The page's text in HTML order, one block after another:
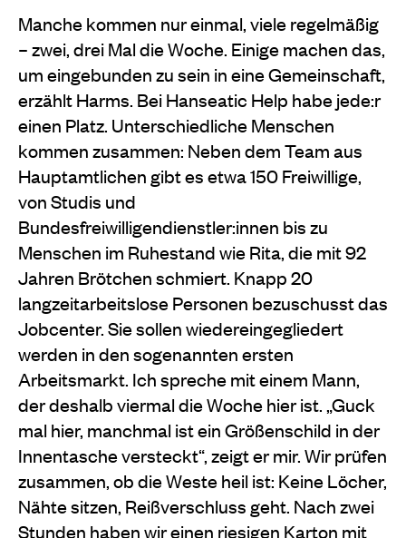
Manche kommen nur einmal, viele regelmäßig
– zwei, drei Mal die Woche. Einige machen das,
um eingebunden zu sein in eine Gemeinschaft,
erzählt Harms. Bei Hanseatic Help habe jede:r
einen Platz. Unterschiedliche Menschen
kommen zusammen: Neben dem Team aus
Hauptamtlichen gibt es etwa 150 Freiwillige,
von Studis und
Bundesfreiwilligendienstler:innen bis zu
Menschen im Ruhestand wie Rita, die mit 92
Jahren Brötchen schmiert. Knapp 20
langzeitarbeitslose Personen bezuschusst das
Jobcenter. Sie sollen wiedereingegliedert
werden in den sogenannten ersten
Arbeitsmarkt. Ich spreche mit einem Mann,
der deshalb viermal die Woche hier ist. „Guck
mal hier, manchmal ist ein Größenschild in der
Innentasche versteckt“, zeigt er mir. Wir prüfen
zusammen, ob die Weste heil ist: Keine Löcher,
Nähte sitzen, Reißverschluss geht. Nach zwei
Stunden haben wir einen riesigen Karton mit